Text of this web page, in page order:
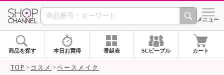
SHOP CHANNEL シメニュー
商品を探す 本日お買得 番組表 SCピープル カート
TOP コスメ ベースメイク